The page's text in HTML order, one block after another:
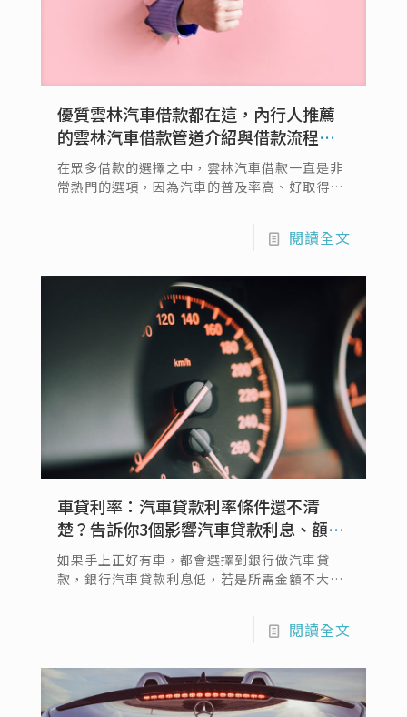
優質雲林汽車借款都在這，內行人推薦
的雲林汽車借款管道介紹與借款流程、
利息說明
在眾多借款的選擇之中，雲林汽車借款一直是非
常熱門的選項，因為汽車的普及率高、好取得，
借款是否一定要將汽車抵押在當鋪呢？汽車借款
滿的疑惑卻不知道該從哪邊開始了解嗎？以下就
帶您一一了解吧！
閱讀全文
車貸利率：汽車貸款利率條件還不清
楚？告訴你3個影響汽車貸款利息、額度
的因素
如果手上正好有車，都會選擇到銀行做汽車貸
款，銀行汽車貸款利息低，若是所需金額不大，
不會想承擔借款人不還錢的風險，所以很多人到
閱讀全文